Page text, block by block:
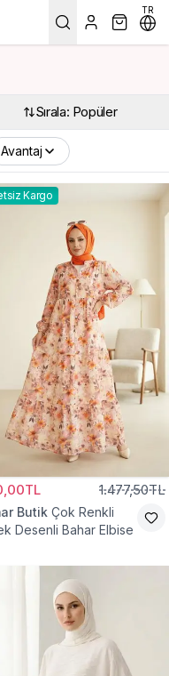
TR
Sırala: Popüler
Avantaj
Kargo
1.477,50TL
Butik Çok Renkli
Desenli Bahar Elbise